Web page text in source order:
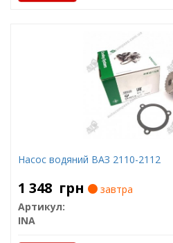
Насос водяний ВАЗ 2110-2112
1 348 грн
завтра
Артикул:
INA